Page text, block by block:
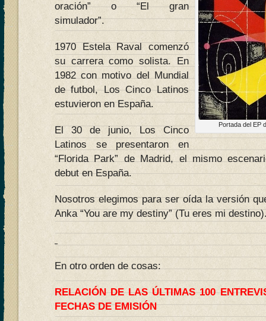
Portada del EP
oración” o “El gran
simulador”.
1970 Estela Raval comenzó
su carrera como solista. En
1982 con motivo del Mundial
de futbol, Los Cinco Latinos
estuvieron en España.
El 30 de junio, Los Cinco
Latinos se presentaron en
“Florida Park” de Madrid, el mismo
debut en España.
Nosotros elegimos para ser oída la versión
Anka “You are my destiny” (Tu eres mi
En otro orden de cosas:
RELACIÓN DE LAS ÚLTIMAS 100
FECHAS DE EMISIÓN